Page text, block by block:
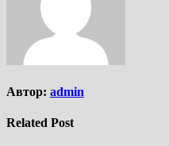
Автор: admin
Related Post